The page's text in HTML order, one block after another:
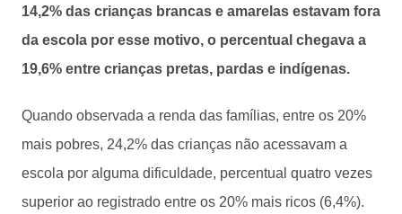
14,2% das crianças brancas e amarelas estavam fora
da escola por esse motivo, o percentual chegava a
19,6% entre crianças pretas, pardas e indígenas.
Quando observada a renda das famílias, entre os 20%
mais pobres, 24,2% das crianças não acessavam a
escola por alguma dificuldade, percentual quatro vezes
superior ao registrado entre os 20% mais ricos (6,4%).